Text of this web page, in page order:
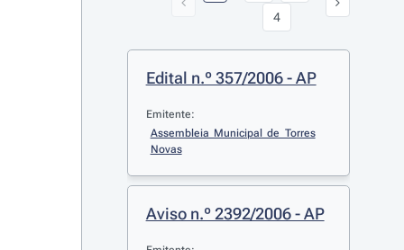
4
Edital n.º 357/2006 - AP
Emitente:
Assembleia Municipal de Torres
Novas
Aviso n.º 2392/2006 - AP